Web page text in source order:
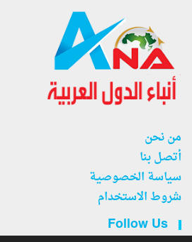
من نحن
أتصل بنا
سياسة الخصوصية
شروط الاستخدام
Follow Us